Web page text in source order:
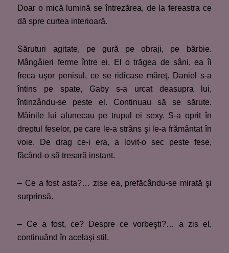
Doar o mică lumină se întrezărea, de la fereastra ce
dă spre curtea interioară.
Săruturi agitate, pe gură pe obraji, pe bărbie.
Mângâieri ferme între ei. El o trăgea de sâni, ea îi
freca uşor penisul, ce se ridicase măreţ. Daniel s-a
întins pe spate, Gaby s-a urcat deasupra lui,
întinzându-se peste el. Continuau să se sărute.
Mâinile lui alunecau pe trupul ei sexy. S-a oprit în
dreptul feselor, pe care le-a strâns şi le-a frământat în
voie. De drag ce-i era, a lovit-o sec peste fese,
făcând-o să tresară instant.
– Ce a fost asta?… zise ea, prefăcându-se mirată şi
surprinsă.
– Ce a fost, ce? Despre ce vorbeşti?… a zis el,
continuând în acelaşi stil.